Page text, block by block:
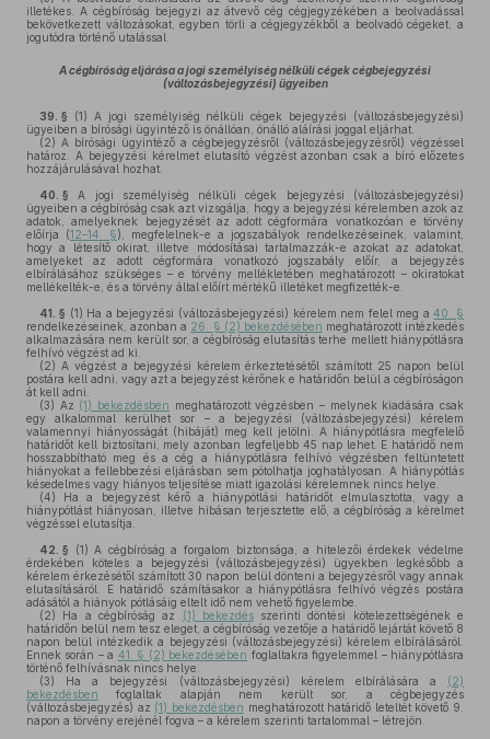
illetékes. A cégbíróság bejegyzi az átvevő cég cégjegyzékében a beolvadással
bekövetkezett változásokat, egyben törli a cégjegyzékből a beolvadó cégeket, a
jogutódra történő utalással.
A cégbíróság eljárása a jogi személyiség nélküli cégek cégbejegyzési
(változásbejegyzési) ügyeiben
39. § (1) A jogi személyiség nélküli cégek bejegyzési (változásbejegyzési)
ügyeiben a bírósági ügyintéző is önállóan, önálló aláírási joggal eljárhat.
(2) A bírósági ügyintéző a cégbejegyzésről (változásbejegyzésről) végzéssel
határoz. A bejegyzési kérelmet elutasító végzést azonban csak a bíró előzetes
hozzájárulásával hozhat.
40. § A jogi személyiség nélküli cégek bejegyzési (változásbejegyzési)
ügyeiben a cégbíróság csak azt vizsgálja, hogy a bejegyzési kérelemben azok az
adatok, amelyeknek bejegyzését az adott cégformára vonatkozóan e törvény
előírja (12–14. §), megfelelnek-e a jogszabályok rendelkezéseinek, valamint,
hogy a létesítő okirat, illetve módosításai tartalmazzák-e azokat az adatokat,
amelyeket az adott cégformára vonatkozó jogszabály előír, a bejegyzés
elbírálásához szükséges – e törvény mellékletében meghatározott – okiratokat
mellékelték-e, és a törvény által előírt mértékű illetéket megfizették-e.
41. § (1) Ha a bejegyzési (változásbejegyzési) kérelem nem felel meg a40. §
rendelkezéseinek, azonban a 26. § (2) bekezdésében meghatározott intézkedés
alkalmazására nem került sor, a cégbíróság elutasítás terhe mellett hiánypótlásra
felhívó végzést ad ki.
(2) A végzést a bejegyzési kérelem érkeztetésétől számított 25 napon belül
postára kell adni, vagy azt a bejegyzést kérőnek e határidőn belül a cégbíróságon
át kell adni.
(3) Az (1) bekezdésben meghatározott végzésben – melynek kiadására csak
egy alkalommal kerülhet sor – a bejegyzési (változásbejegyzési) kérelem
valamennyi hiányosságát (hibáját) meg kell jelölni. A hiánypótlásra megfelelő
határidőt kell biztosítani, mely azonban legfeljebb 45 nap lehet. E határidő nem
hosszabbítható meg és a cég a hiánypótlásra felhívó végzésben feltüntetett
hiányokat a fellebbezési eljárásban sem pótolhatja joghatályosan. A hiánypótlás
késedelmes vagy hiányos teljesítése miatt igazolási kérelemnek nincs helye.
(4) Ha a bejegyzést kérő a hiánypótlási határidőt elmulasztotta, vagy a
hiánypótlást hiányosan, illetve hibásan terjesztette elő, a cégbíróság a kérelmet
végzéssel elutasítja.
42. § (1) A cégbíróság a forgalom biztonsága, a hitelezői érdekek védelme
érdekében köteles a bejegyzési (változásbejegyzési) ügyekben legkésőbb a
kérelem érkezésétől számított 30 napon belül dönteni a bejegyzésről vagy annak
elutasításáról. E határidő számításakor a hiánypótlásra felhívó végzés postára
adásától a hiányok pótlásáig eltelt idő nem vehető figyelembe.
(2) Ha a cégbíróság az (1) bekezdésszerinti döntési kötelezettségének e
határidőn belül nem tesz eleget, a cégbíróság vezetője a határidő lejártát követő 8
napon belül intézkedik a bejegyzési (változásbejegyzési) kérelem elbírálásáról.
Ennek során – a 41. § (2) bekezdésében foglaltakra figyelemmel – hiánypótlásra
történő felhívásnak nincs helye.
(3) Ha a bejegyzési (változásbejegyzési) kérelem elbírálására a (2)
bekezdésben foglaltak alapján nem került sor, a cégbejegyzés
(változásbejegyzés) az (1) bekezdésben meghatározott határidő leteltét követő 9.
napon a törvény erejénél fogva – a kérelem szerinti tartalommal – létrejön.